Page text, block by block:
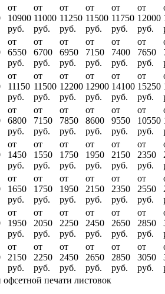
от
10900
руб.
от
11000
руб.
от
11250
руб.
от
11500
руб.
от
11750
руб.
от
12000
руб.
от
6550
руб.
от
6700
руб.
от
6950
руб.
от
7150
руб.
от
7400
руб.
от
7650
руб.
от
11150
руб.
от
11500
руб.
от
12200
руб.
от
12900
руб.
от
14100
руб.
от
15250
руб.
от
6800
руб.
от
7150
руб.
от
7850
руб.
от
8600
руб.
от
9550
руб.
от
10550
руб.
от
1450
руб.
от
1550
руб.
от
1750
руб.
от
1950
руб.
от
2150
руб.
от
2350
руб.
от
1650
руб.
от
1750
руб.
от
1950
руб.
от
2150
руб.
от
2350
руб.
от
2550
руб.
от
1950
руб.
от
2050
руб.
от
2250
руб.
от
2450
руб.
от
2650
руб.
от
2850
руб.
от
2150
руб.
от
2250
руб.
от
2450
руб.
от
2650
руб.
от
2850
руб.
от
3050
руб.
офсетной печати листовок